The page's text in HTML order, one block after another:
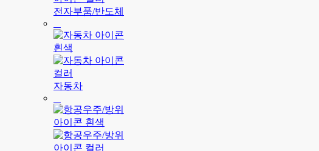
전자부품/반도체
자동차